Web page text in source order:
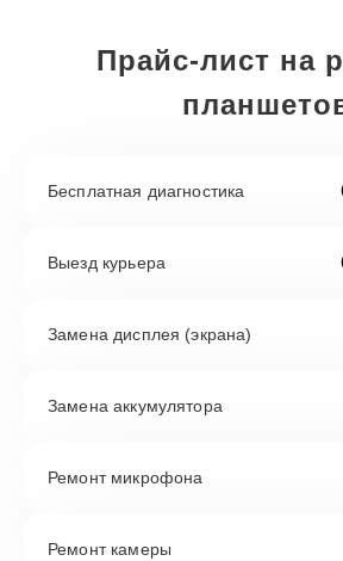
Прайс-лист на
Бесплатная диагностика
Выезд курьера
Замена дисплея (экрана)
Замена аккумулятора
Ремонт микрофона
Ремонт камеры